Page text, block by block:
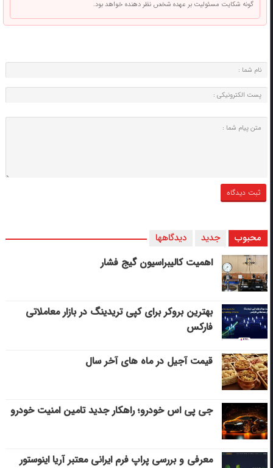
گونه شکایت مسئولیت بر عهده شخص نظر دهنده خواهد بود.
محبوب جدید دیدگاهها
اهمیت کالیبراسیون گیج فشار
بهترین بروکر برای کپی‌ تریدینگ در بازار معاملاتی
فارکس
قیمت آجیل در ماه های آخر سال
جی پی اس خودرو؛ راهکار جدید تامین امنیت خودرو
معرفی و بررسی پراپ فرم ایرانی معتبر آریا اینوستور